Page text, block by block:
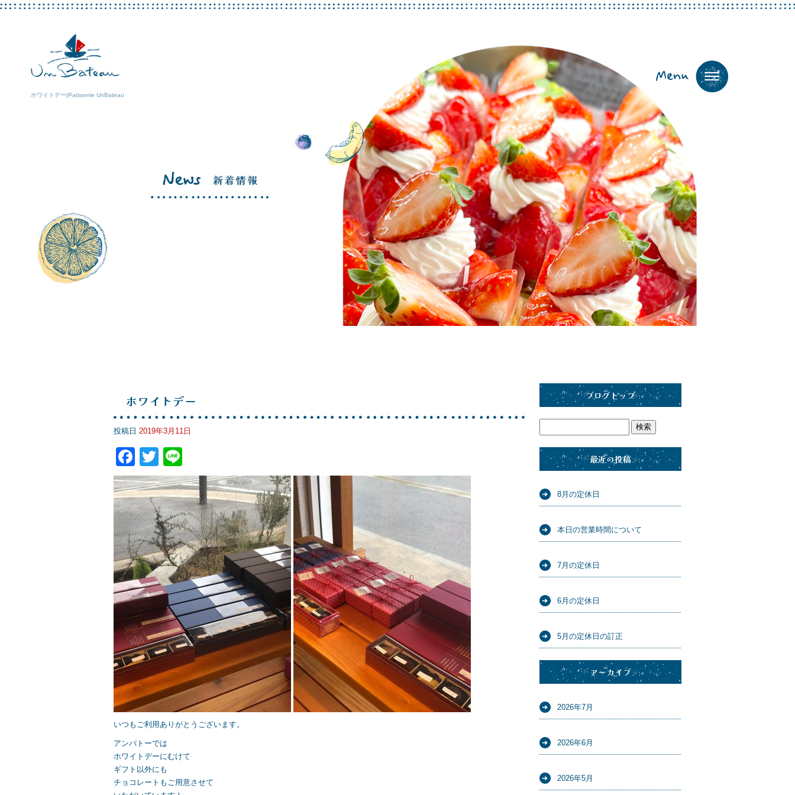
ホワイトデー|Patisserie UnBateau
ホワイトデー
投稿日 2019年3月11日
F
a
c
e
b
o
o
k
T
wi
tt
er
n
e
いつもご利用ありがとうございます。
アンバトーでは
ホワイトデーにむけて
ギフト以外にも
チョコレートもご用意させて
ブログトップ
最近の投稿
8月の定休日
本日の営業時間について
7月の定休日
6月の定休日
5月の定休日の訂正
アーカイブ
2026年7月
2026年6月
2026年5月